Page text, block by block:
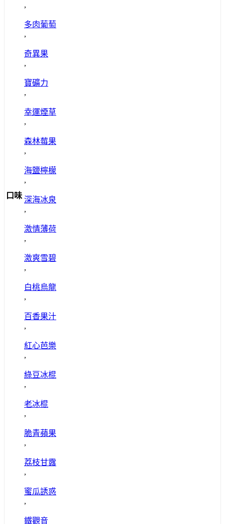
口味
,
多肉葡萄
,
奇異果
,
寶礦力
,
幸運煙草
,
森林莓果
,
海鹽檸檬
,
深海冰泉
,
激情薄荷
,
激爽雪碧
,
白桃烏龍
,
百香果汁
,
紅心芭樂
,
綠豆冰棍
,
老冰棍
,
脆青蘋果
,
荔枝甘露
,
蜜瓜誘惑
,
鐵觀音